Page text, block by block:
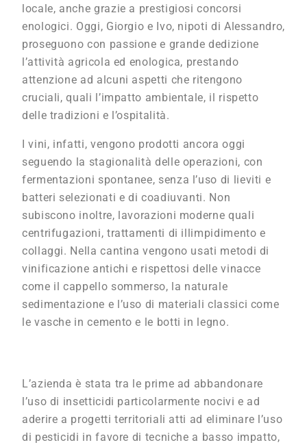
locale, anche grazie a prestigiosi concorsi
enologici. Oggi, Giorgio e Ivo, nipoti di Alessandro,
proseguono con passione e grande dedizione
l’attività agricola ed enologica, prestando
attenzione ad alcuni aspetti che ritengono
cruciali, quali l’impatto ambientale, il rispetto
delle tradizioni e l’ospitalità.
I vini, infatti, vengono prodotti ancora oggi
seguendo la stagionalità delle operazioni, con
fermentazioni spontanee, senza l’uso di lieviti e
batteri selezionati e di coadiuvanti. Non
subiscono inoltre, lavorazioni moderne quali
centrifugazioni, trattamenti di illimpidimento e
collaggi. Nella cantina vengono usati metodi di
vinificazione antichi e rispettosi delle vinacce
come il cappello sommerso, la naturale
sedimentazione e l’uso di materiali classici come
le vasche in cemento e le botti in legno.
L’azienda è stata tra le prime ad abbandonare
l’uso di insetticidi particolarmente nocivi e ad
aderire a progetti territoriali atti ad eliminare l’uso
di pesticidi in favore di tecniche a basso impatto,